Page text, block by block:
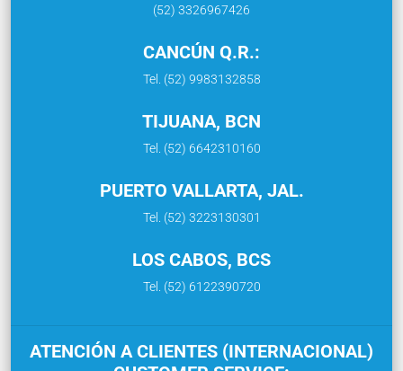
(52) 3326967426
CANCÚN Q.R.:
Tel. (52) 9983132858
TIJUANA, BCN
Tel. (52) 6642310160
PUERTO VALLARTA, JAL.
Tel. (52) 3223130301
LOS CABOS, BCS
Tel. (52) 6122390720
ATENCIÓN A CLIENTES (INTERNACIONAL)